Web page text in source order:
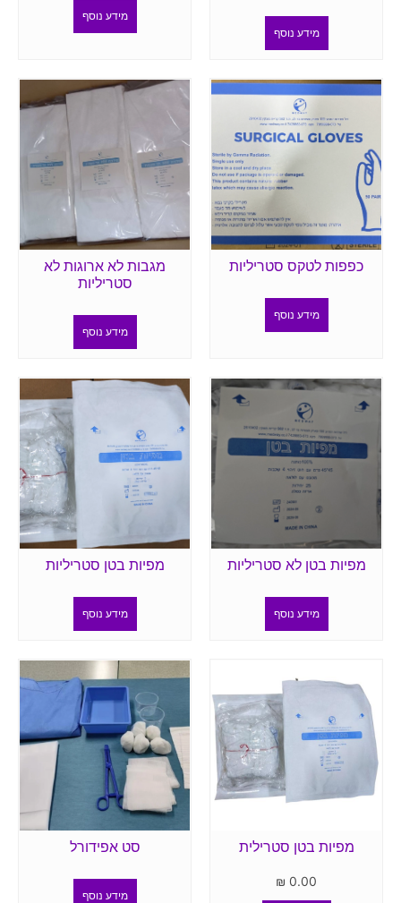
מידע נוסף
מידע נוסף
כפפות לטקס סטריליות
מידע נוסף
מגבות לא ארוגות לא
סטריליות
מידע נוסף
מפיות בטן לא סטריליות
מידע נוסף
מפיות בטן סטריליות
מידע נוסף
מפיות בטן סטרילית
0.00
₪
סט אפידורל
מידע נוסף